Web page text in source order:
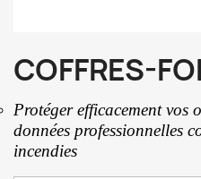
COFFRES-
Protéger efficacement vos
données professionnelles
incendies